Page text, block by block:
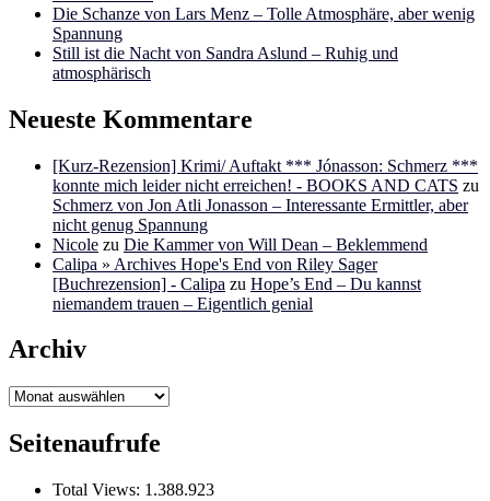
Die Schanze von Lars Menz – Tolle Atmosphäre, aber wenig
Spannung
Still ist die Nacht von Sandra Aslund – Ruhig und
atmosphärisch
Neueste Kommentare
[Kurz-Rezension] Krimi/ Auftakt *** Jónasson: Schmerz ***
konnte mich leider nicht erreichen! - BOOKS AND CATS zu
Schmerz von Jon Atli Jonasson – Interessante Ermittler, aber
nicht genug Spannung
Nicole zu Die Kammer von Will Dean – Beklemmend
Calipa » Archives Hope's End von Riley Sager
[Buchrezension] - Calipa zu Hope’s End – Du kannst
niemandem trauen – Eigentlich genial
Archiv
Archiv
Seitenaufrufe
Total Views: 1.388.923